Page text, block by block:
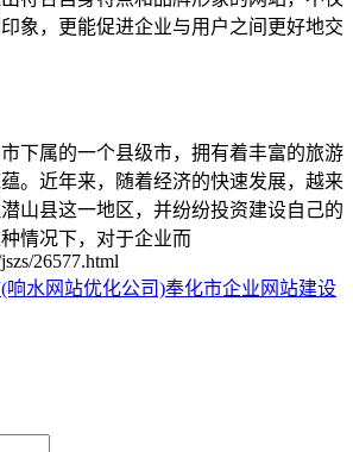
象，更能促进企业与用户之间更好地交
下属的一个县级市，拥有着丰富的旅游
。近年来，随着经济的快速发展，越来
山县这一地区，并纷纷投资建设自己的
情况下，对于企业而
26577.html
响水网站优化公司)奉化市企业网站建设